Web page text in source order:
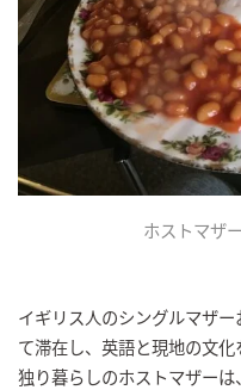
ホストマザ
イギリス人のシングルマザ
て滞在し、英語と現地の文化
独り暮らしのホストマザー